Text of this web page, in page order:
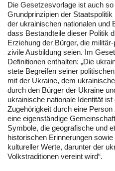
Die Gesetzesvorlage ist auch
Grundprinzipien der
der ukrainischen nationalen und
dass Bestandteile dieser Politik
Erziehung der Bürger, die
zivile Ausbildung seien. Im
Definitionen enthalten: „Die
stete Begreifen seiner
mit der Ukraine, dem
durch den Bürger der Ukraine
ukrainische nationale Identität
Zugehörigkeit durch eine
eine eigenständige
Symbole, die geografische und
historischen Erinnerungen
kultureller Werte, darunter der
Volkstraditionen vereint wird“.